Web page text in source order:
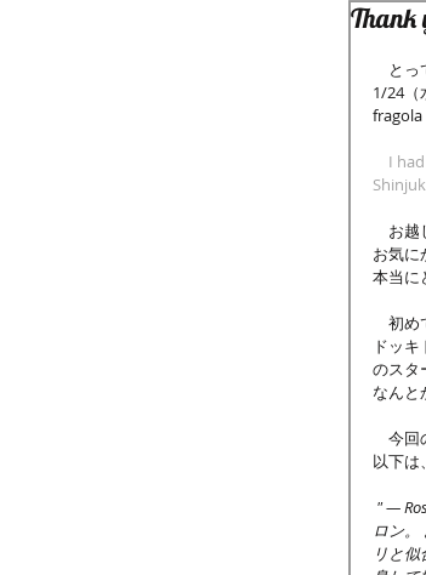
Thank
とっ
1/24（
fragola
I had
お越
お気に
本当に
初め
ドッ
のスタ
なんと
今回
以下は
ロン
リと